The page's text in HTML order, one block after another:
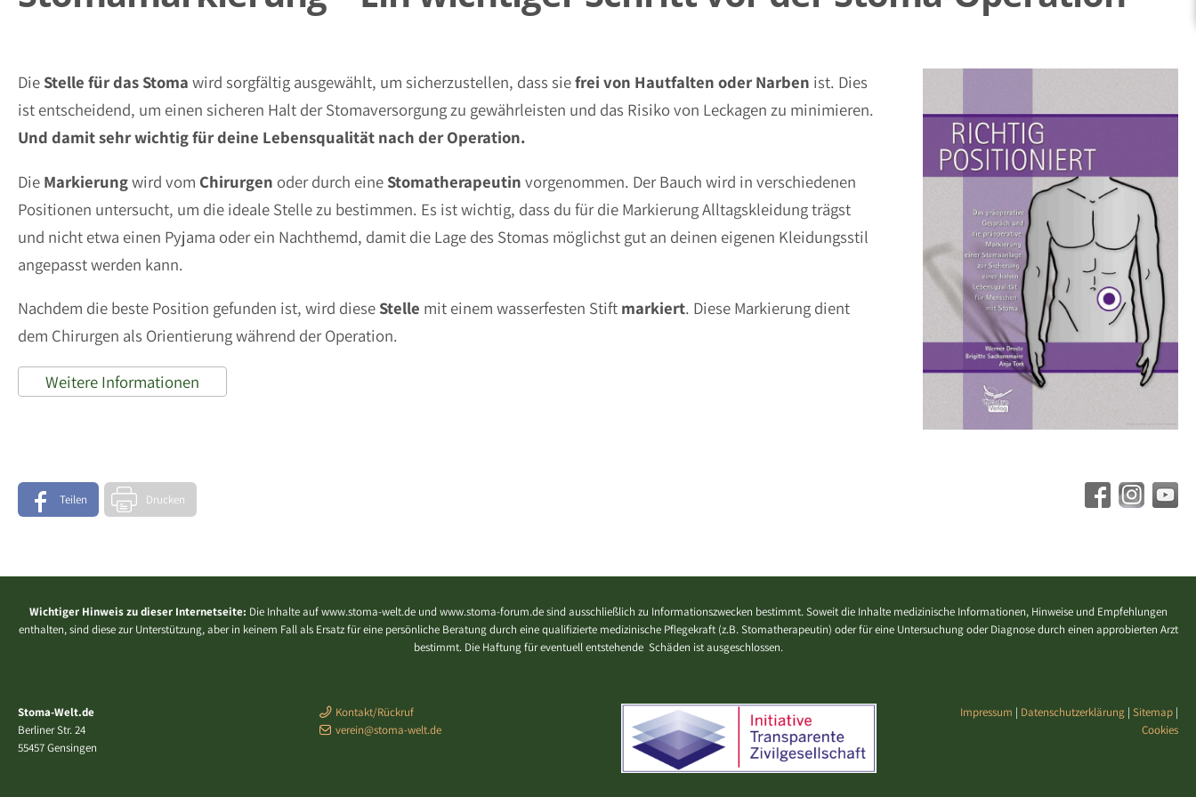
Die Stelle für das Stoma wird sorgfältig ausgewählt, um sicherzustellen, dass siefrei von Hautfalten oder Narben ist. Dies
ist entscheidend, um einen sicheren Halt der Stomaversorgung zu gewährleisten und das Risiko von Leckagen zu minimieren.
Und damit sehr wichtig für deine Lebensqualität nach der Operation.
Die Markierungwird vom Chirurgen oder durch eine Stomatherapeutin vorgenommen. Der Bauch wird in verschiedenen
Positionen untersucht, um die ideale Stelle zu bestimmen. Es ist wichtig, dass du für die Markierung Alltagskleidung trägst
und nicht etwa einen Pyjama oder ein Nachthemd, damit die Lage des Stomas möglichst gut an deinen eigenen Kleidungsstil
angepasst werden kann.
Nachdem die beste Position gefunden ist, wird diese Stelle mit einem wasserfesten Stift markiert. Diese Markierung dient
dem Chirurgen als Orientierung während der Operation.
Weitere Informationen
Teilen Drucken
Wichtiger Hinweis zu dieser Internetseite: Die Inhalte auf www.stoma-welt.de und www.stoma-forum.de sind ausschließlich zu Informationszwecken bestimmt. Soweit die Inhalte medizinische Informationen, Hinweise und Empfehlungen
enthalten, sind diese zur Unterstützung, aber in keinem Fall als Ersatz für eine persönliche Beratung durch eine qualifizierte medizinische Pflegekraft (z.B. Stomatherapeutin) oder für eine Untersuchung oder Diagnose durch einen approbierten Arzt
bestimmt. Die Haftung für eventuell entstehende Schäden ist ausgeschlossen.
Stoma-Welt.de
Berliner Str. 24
55457 Gensingen
Kontakt/Rückruf
verein@stoma-welt.de
Impressum | Datenschutzerklärung | Sitemap |
Cookies